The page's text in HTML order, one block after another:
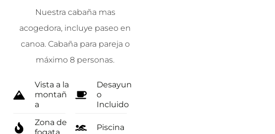
Nuestra cabaña mas
acogedora, incluye paseo en
canoa. Cabaña para pareja o
máximo 8 personas.
Vista a la
montañ
a
Desayun
o
Incluido
Zona de
Piscina